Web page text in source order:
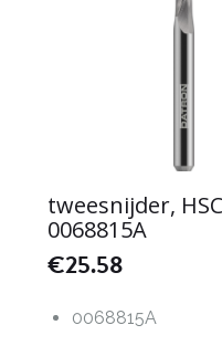
tweesnijder,
0068815A
€25.58
0068815A